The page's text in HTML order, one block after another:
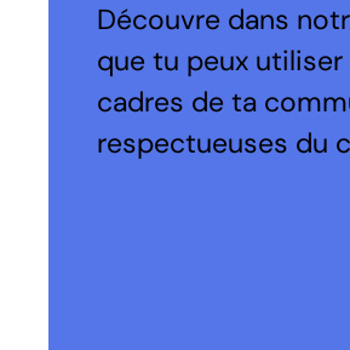
Découvre dans
que tu peux
cadres de ta
respectueuses du